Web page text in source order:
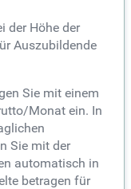
der Höhe der
Auszubildende
Sie mit einem
Monat ein. In
Sie mit der
automatisch in
betragen für